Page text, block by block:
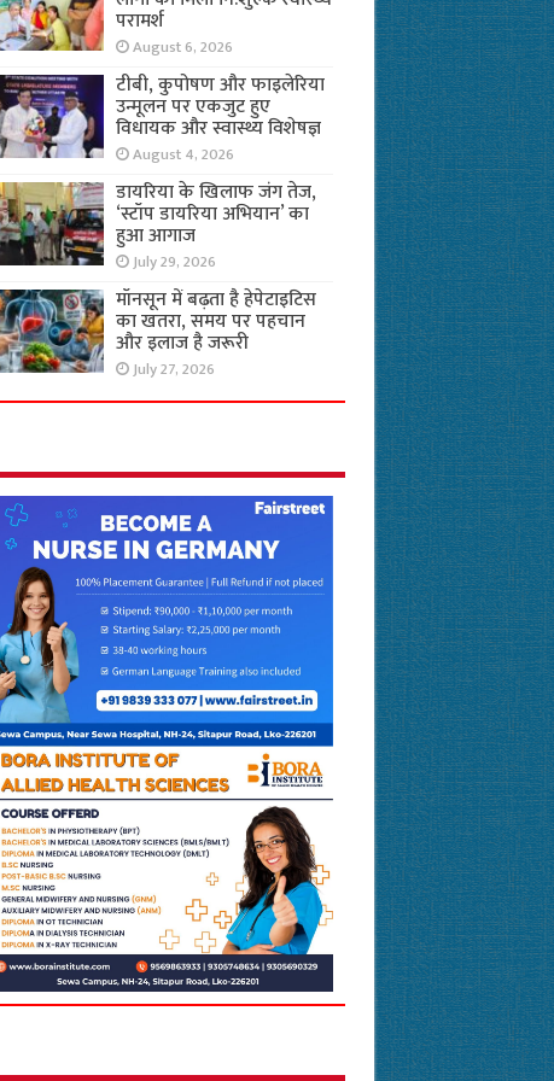
परामर्श
August 6, 2026
टीबी, कुपोषण और फाइलेरिया
उन्मूलन पर एकजुट हुए
विधायक और स्वास्थ्य विशेषज्ञ
August 4, 2026
डायरिया के खिलाफ जंग तेज,
‘स्टॉप डायरिया अभियान’ का
हुआ आगाज
July 29, 2026
मॉनसून में बढ़ता है हेपेटाइटिस
का खतरा, समय पर पहचान
और इलाज है जरूरी
July 27, 2026